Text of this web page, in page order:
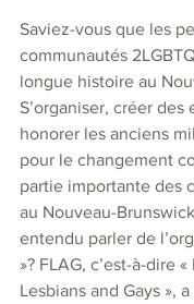
Saviez-vous que les
communautés
longue histoire au
S’organiser, créer des
honorer les anciens
pour le changement
partie importante des
au Nouveau-
entendu parler de
»? FLAG, c’est-à-dire
Lesbians and Gays »,